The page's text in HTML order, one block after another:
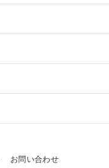
お問い合わせ